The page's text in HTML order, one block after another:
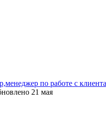
по работе с
21 мая